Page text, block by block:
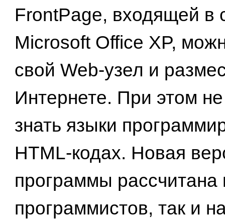
FrontPage, входящей в
Microsoft Office XP,
свой Web-узел и
Интернете. При этом
знать языки
HTML-кодах. Новая
программы рассчитана
программистов, так и